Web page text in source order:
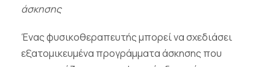
άσκησης
Ένας φυσικοθεραπευτής μπορεί να σχεδιάσει
εξατομικευμένα προγράμματα άσκησης που